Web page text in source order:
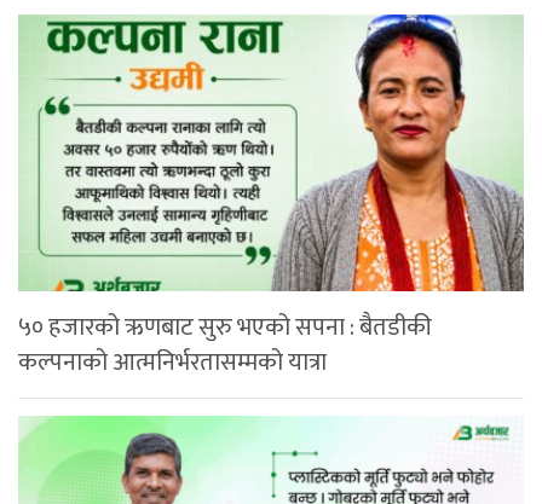
५० हजारको ऋणबाट सुरु भएको सपना : बैतडीकी
कल्पनाको आत्मनिर्भरतासम्मको यात्रा